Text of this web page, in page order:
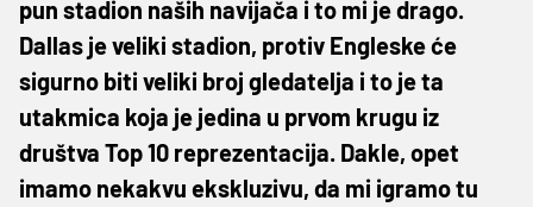
pun stadion naših navijača i to mi je drago.
Dallas je veliki stadion, protiv Engleske će
sigurno biti veliki broj gledatelja i to je ta
utakmica koja je jedina u prvom krugu iz
društva Top 10 reprezentacija. Dakle, opet
imamo nekakvu ekskluzivu, da mi igramo tu